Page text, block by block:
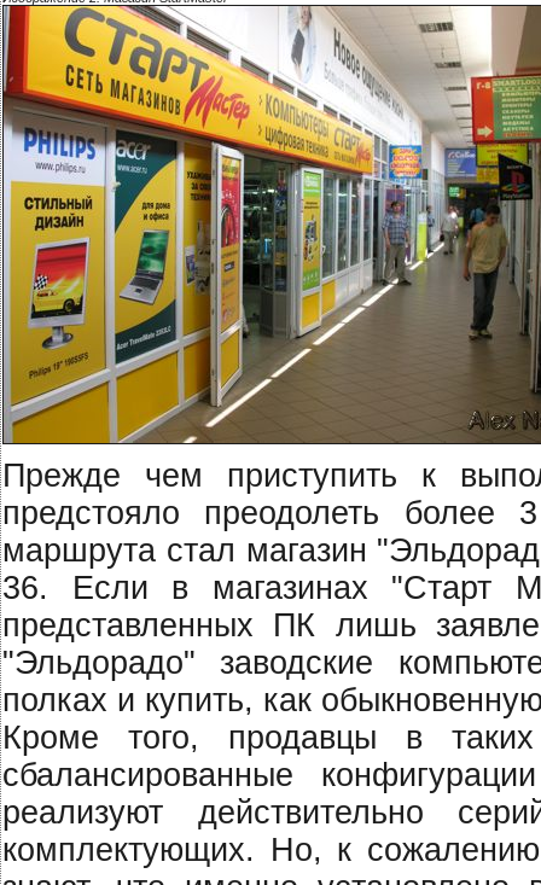
Прежде чем приступить к
предстояло преодолеть
маршрута стал магазин
36. Если в магазинах "Старт
представленных ПК лишь
"Эльдорадо" заводские
полках и купить, как
Кроме того, продавцы в
сбалансированные
реализуют действительно
комплектующих. Но, к